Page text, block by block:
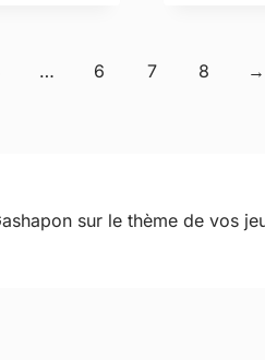
… 6 7 8 →
sur le thème de vos